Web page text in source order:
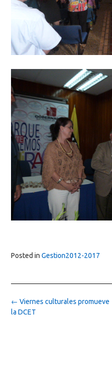
Posted in Gestion2012-2017
Post
navigation
← Viernes culturales promueve
la DCET